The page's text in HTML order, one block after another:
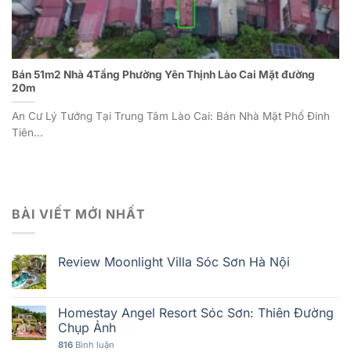
Bán 51m2 Nhà 4Tầng Phường Yên Thịnh Lào Cai Mặt đường
20m
An Cư Lý Tưởng Tại Trung Tâm Lào Cai: Bán Nhà Mặt Phố Đinh
Tiên...
BÀI VIẾT MỚI NHẤT
Review Moonlight Villa Sóc Sơn Hà Nội
Homestay Angel Resort Sóc Sơn: Thiên Đường
Chụp Ảnh
816 Bình luận